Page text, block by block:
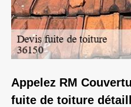
Appelez RM
fuite de toiture